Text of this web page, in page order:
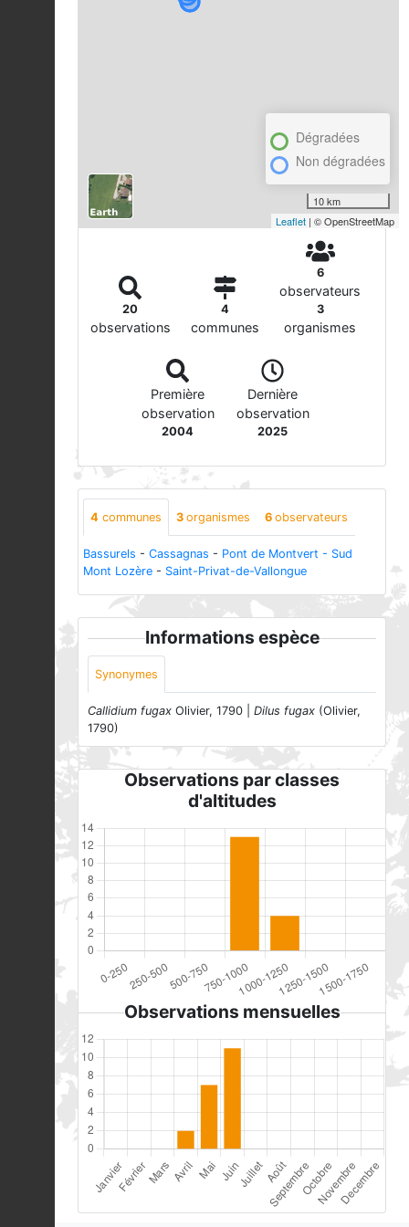
Dégradées
Non dégradées
10 km
Leaflet | © OpenStreetMap
20
observations
4
communes
6
observateurs
3
organismes
Première
observation
2004
Dernière
observation
2025
4 communes 3 organismes 6 observateurs
Bassurels - Cassagnas - Pont de Montvert - Sud
Mont Lozère - Saint-Privat-de-Vallongue
Informations espèce
Synonymes
Callidium fugax Olivier, 1790 | Dilus fugax (Olivier,
1790)
Observations par classes
d'altitudes
Observations mensuelles